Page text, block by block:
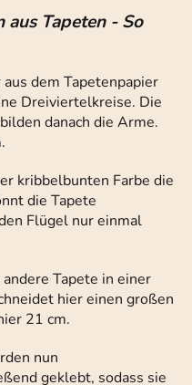
aus Tapeten - So
dem Tapetenpapier
Dreiviertelkreise. Die
danach die Arme.
kribbelbunten Farbe die
die Tapete
Flügel nur einmal
Tapete in einer
hier einen großen
21 cm.
nun
geklebt, sodass sie